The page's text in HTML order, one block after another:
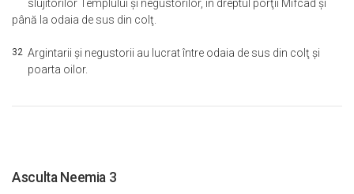
slujitorilor Templului şi negustorilor, în dreptul porţii Mifcad şi
până la odaia de sus din colţ.
32 Argintarii şi negustorii au lucrat între odaia de sus din colţ şi
poarta oilor.
Asculta Neemia 3